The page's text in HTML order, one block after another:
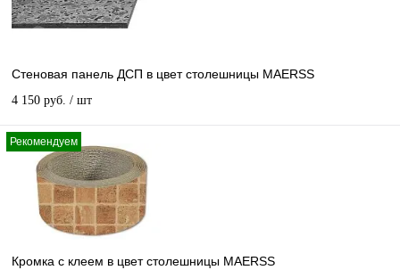
Стеновая панель ДСП в цвет столешницы MAERSS
4 150 руб. / шт
Рекомендуем
Кромка с клеем в цвет столешницы MAERSS